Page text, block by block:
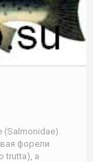
форели
trutta), а